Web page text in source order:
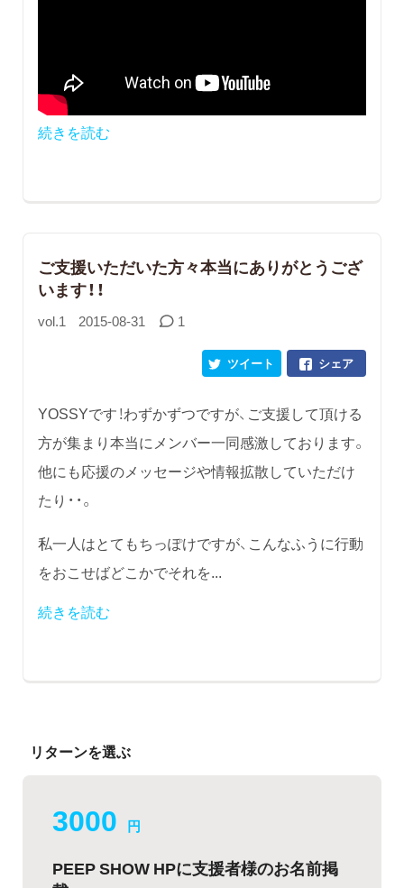
続きを読む
ご支援いただいた方々本当にありがとうござ
います！！
vol.1 2015-08-31 1
シェア
ツイート
YOSSYです！わずかずつですが、ご支援して頂ける
方が集まり本当にメンバー一同感激しております。
他にも応援のメッセージや情報拡散していただけ
たり・・。
私一人はとてもちっぽけですが、こんなふうに行動
をおこせばどこかでそれを...
続きを読む
リターンを選ぶ
3000 円
PEEP SHOW HPに支援者様のお名前掲